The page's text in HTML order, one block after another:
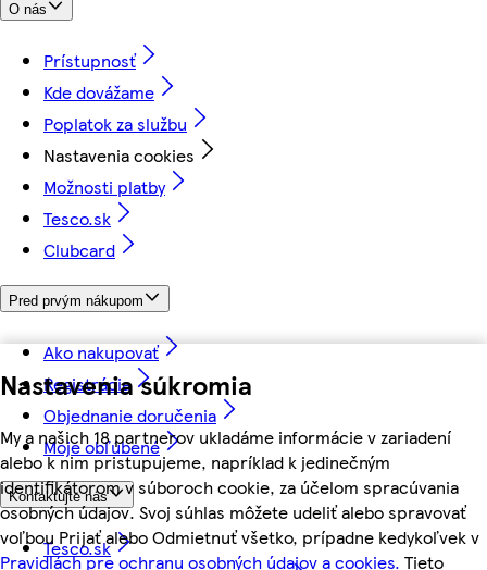
Nastavenia súkromia
My a našich 18 partnerov ukladáme informácie v zariadení
alebo k nim pristupujeme, napríklad k jedinečným
identifikátorom v súboroch cookie, za účelom spracúvania
osobných údajov. Svoj súhlas môžete udeliť alebo spravovať
voľbou Prijať alebo Odmietnuť všetko, prípadne kedykoľvek v
Pravidlách pre ochranu osobných údajov a cookies. Tieto
O nás
Prístupnosť
Kde dovážame
Poplatok za službu
Nastavenia cookies
Možnosti platby
Tesco.sk
Clubcard
Pred prvým nákupom
Ako nakupovať
Registrácia
Objednanie doručenia
Moje obľúbené
Kontaktujte nás
Tesco.sk